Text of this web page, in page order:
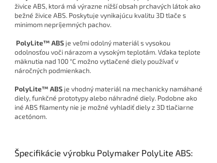
živice ABS, ktorá má výrazne nižší obsah prchavých látok ako
bežné živice ABS. Poskytuje vynikajúcu kvalitu 3D tlače s
minimom nepríjemných pachov.
PolyLite™ ABS je veľmi odolný materiál s vysokou
odolnosťou voči nárazom a vysokým teplotám. Vďaka teplote
mäknutia nad 100 °C možno vytlačené diely používať v
náročných podmienkach.
PolyLite™ ABS je vhodný materiál na mechanicky namáhané
diely, funkčné prototypy alebo náhradné diely. Podobne ako
iné ABS filamenty nie je možné vyhladiť diely z 3D tlačiarne
acetónom.
Špecifikácie výrobku Polymaker PolyLite ABS: